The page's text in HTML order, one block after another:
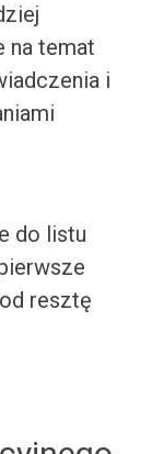
na temat
i
do listu
resztę